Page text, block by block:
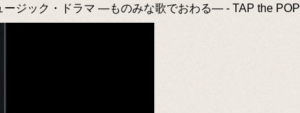
ージック・ドラマ ―ものみな歌でおわる― - TAP the POP